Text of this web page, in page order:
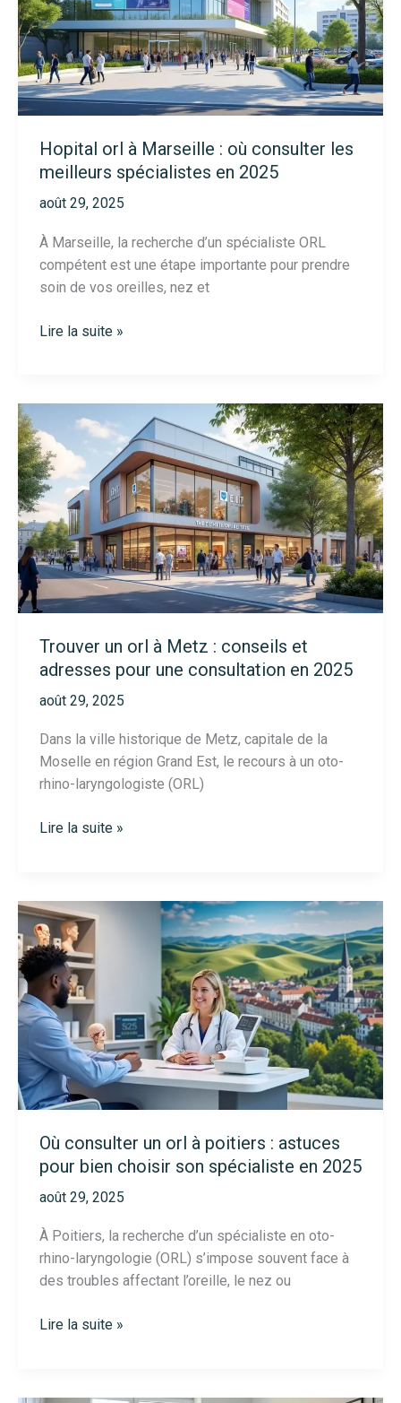
pour
vos
troubles
ORL
en
Hopital orl à Marseille : où consulter les
meilleurs spécialistes en 2025
août 29, 2025
À Marseille, la recherche d’un spécialiste ORL
compétent est une étape importante pour prendre
soin de vos oreilles, nez et
Hopital
où
consulter
les
meilleurs
spécialistes
en
2025
Lire la suite »
Trouver un orl à Metz : conseils et
adresses pour une consultation en 2025
août 29, 2025
Dans la ville historique de Metz, capitale de la
Moselle en région Grand Est, le recours à un oto-
rhino-laryngologiste (ORL)
Trouver
Metz
:
conseils
et
adresses
pour
une
consultation
en
Lire la suite »
Où consulter un orl à poitiers : astuces
pour bien choisir son spécialiste en 2025
août 29, 2025
À Poitiers, la recherche d’un spécialiste en oto-
rhino-laryngologie (ORL) s’impose souvent face à
des troubles affectant l’oreille, le nez ou
Où
Lire la suite »